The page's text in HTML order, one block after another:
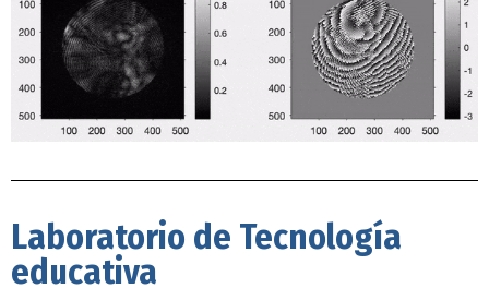
Laboratorio de Tecnología
educativa